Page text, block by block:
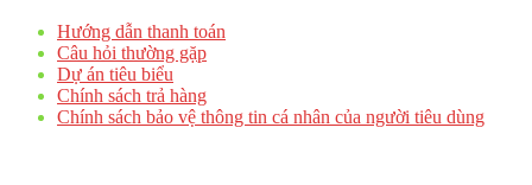
Hướng dẫn thanh toán
Câu hỏi thường gặp
Dự án tiêu biểu
Chính sách trả hàng
Chính sách bảo vệ thông tin cá nhân của người tiêu dùng